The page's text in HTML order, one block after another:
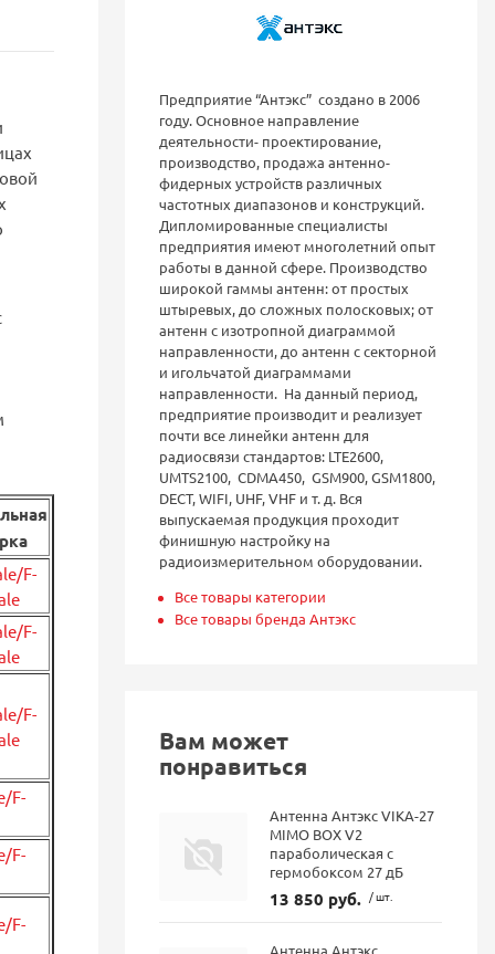
F-
F-
F-
F-
F-
F-
Предприятие “Антэкс” создано в 2006
году. Основное направление
деятельности- проектирование,
производство, продажа антенно-
фидерных устройств различных
частотных диапазонов и конструкций.
Дипломированные специалисты
предприятия имеют многолетний опыт
работы в данной сфере. Производство
широкой гаммы антенн: от простых
штыревых, до сложных полосковых; от
антенн с изотропной диаграммой
направленности, до антенн с секторной
и игольчатой диаграммами
направленности. На данный период,
предприятие производит и реализует
почти все линейки антенн для
радиосвязи стандартов: LTE2600,
UMTS2100, CDMA450, GSM900, GSM1800,
DECT, WIFI, UHF, VHF и т. д. Вся
выпускаемая продукция проходит
финишную настройку на
радиоизмерительном оборудовании.
Все товары категории
Все товары бренда Антэкс
Вам может
понравиться
Антенна Антэкс VIKA-27
MIMO BOX V2
параболическая с
гермобоксом 27 дБ
13 850 руб. / шт.
Антенна Антэкс